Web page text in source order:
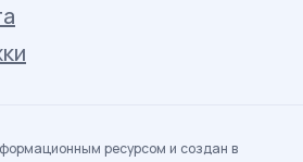
ресурсом и создан в